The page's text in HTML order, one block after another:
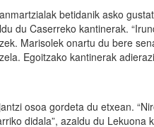
betidanik asko
du Caserreko kantinerak.
Marisolek onartu du bere
Egoitzako kantinerak
osoa gordeta du etxean.
didala”, azaldu du Lekuona